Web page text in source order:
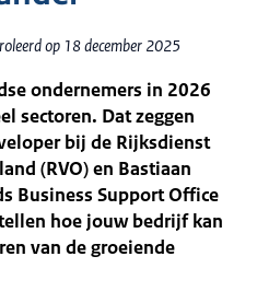
op 18 december 2025
ondernemers in 2026
sectoren. Dat zeggen
bij de Rijksdienst
(RVO) en Bastiaan
Business Support Office
hoe jouw bedrijf kan
van de groeiende